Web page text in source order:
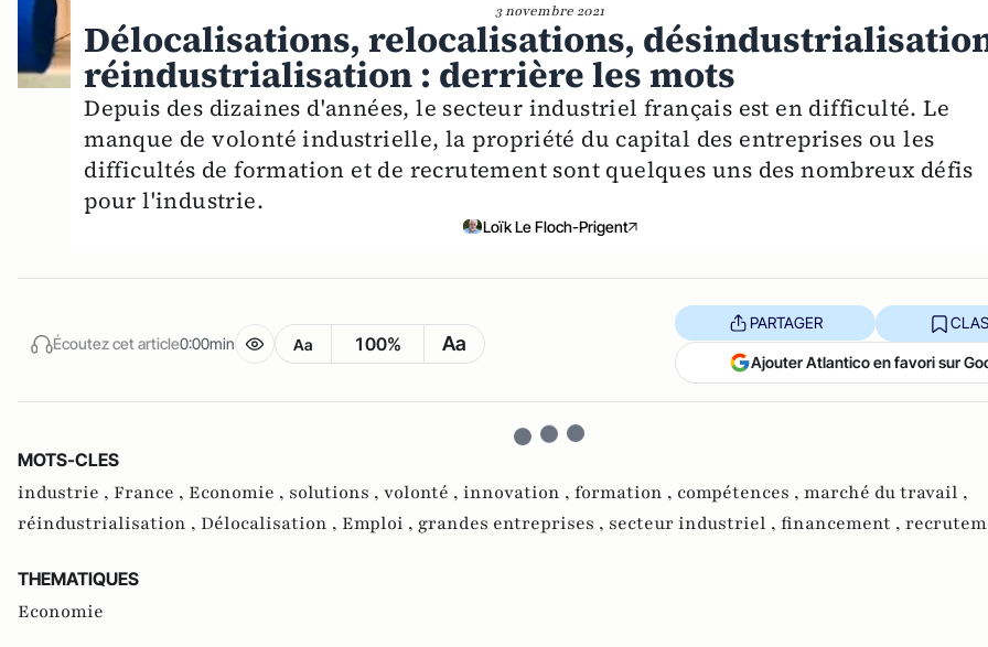
3 novembre 2021
Délocalisations, relocalisations,
réindustrialisation : derrière les mots
Depuis des dizaines d'années, le secteur industriel français est en difficulté. Le
manque de volonté industrielle, la propriété du capital des entreprises ou les
difficultés de formation et de recrutement sont quelques uns des nombreux défis
pour l'industrie.
Loïk Le Floch-Prigent
Écoutez cet article0:00min Aa 100% Aa
PARTAGER
Ajouter Atlantico en favori sur
MOTS-CLES
industrie , France , Economie , solutions , volonté , innovation , formation , compétences , marché du travail ,
réindustrialisation , Délocalisation , Emploi , grandes entreprises , secteur industriel , financement ,
THEMATIQUES
Economie